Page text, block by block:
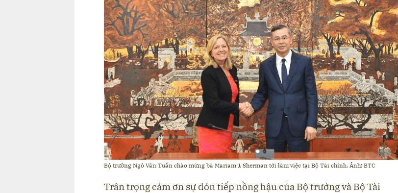
Bộ trưởng Ngô Văn Tuấn chào mừng bà Mariam J. Sherman tới làm việc tại Bộ Tài chính. Ảnh: BTC
Trân trọng cảm ơn sự đón tiếp nồng hậu của Bộ trưởng và Bộ Tài